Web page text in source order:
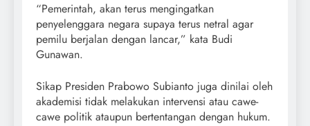
“Pemerintah, akan terus mengingatkan
penyelenggara negara supaya terus netral agar
pemilu berjalan dengan lancar,” kata Budi
Gunawan.
Sikap Presiden Prabowo Subianto juga dinilai oleh
akademisi tidak melakukan intervensi atau cawe-
cawe politik ataupun bertentangan dengan hukum.